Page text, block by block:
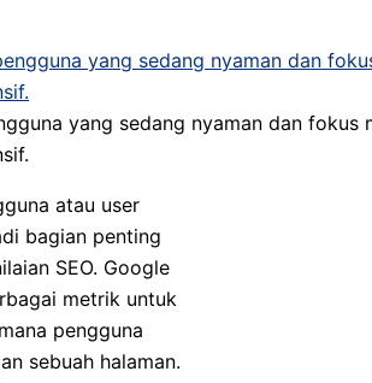
yang sedang nyaman dan
atau user
bagian penting
SEO. Google
metrik untuk
pengguna
sebuah halaman.